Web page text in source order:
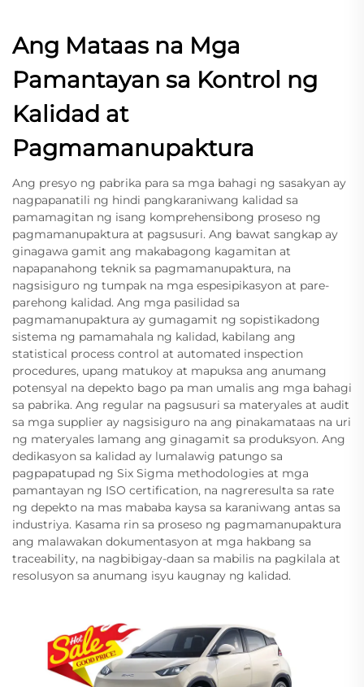
Ang Mataas na Mga
Pamantayan sa Kontrol ng
Kalidad at
Pagmamanupaktura
Ang presyo ng pabrika para sa mga bahagi ng sasakyan ay
nagpapanatili ng hindi pangkaraniwang kalidad sa
pamamagitan ng isang komprehensibong proseso ng
pagmamanupaktura at pagsusuri. Ang bawat sangkap ay
ginagawa gamit ang makabagong kagamitan at
napapanahong teknik sa pagmamanupaktura, na
nagsisiguro ng tumpak na mga espesipikasyon at pare-
parehong kalidad. Ang mga pasilidad sa
pagmamanupaktura ay gumagamit ng sopistikadong
sistema ng pamamahala ng kalidad, kabilang ang
statistical process control at automated inspection
procedures, upang matukoy at mapuksa ang anumang
potensyal na depekto bago pa man umalis ang mga bahagi
sa pabrika. Ang regular na pagsusuri sa materyales at audit
sa mga supplier ay nagsisiguro na ang pinakamataas na uri
ng materyales lamang ang ginagamit sa produksyon. Ang
dedikasyon sa kalidad ay lumalawig patungo sa
pagpapatupad ng Six Sigma methodologies at mga
pamantayan ng ISO certification, na nagreresulta sa rate
ng depekto na mas mababa kaysa sa karaniwang antas sa
industriya. Kasama rin sa proseso ng pagmamanupaktura
ang malawakan dokumentasyon at mga hakbang sa
traceability, na nagbibigay-daan sa mabilis na pagkilala at
resolusyon sa anumang isyu kaugnay ng kalidad.